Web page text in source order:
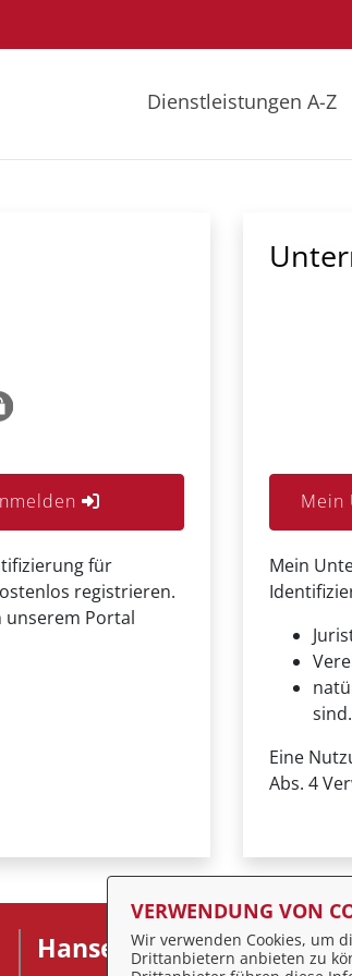
Dienstleistungen A-Z
für
registrieren.
unserem Portal
Mein
Mein
sind.
Eine
Abs. 4
Hansestadt Stralsund
VERWENDUNG VON
Wir verwenden Cookies, um
Drittanbietern anbieten zu